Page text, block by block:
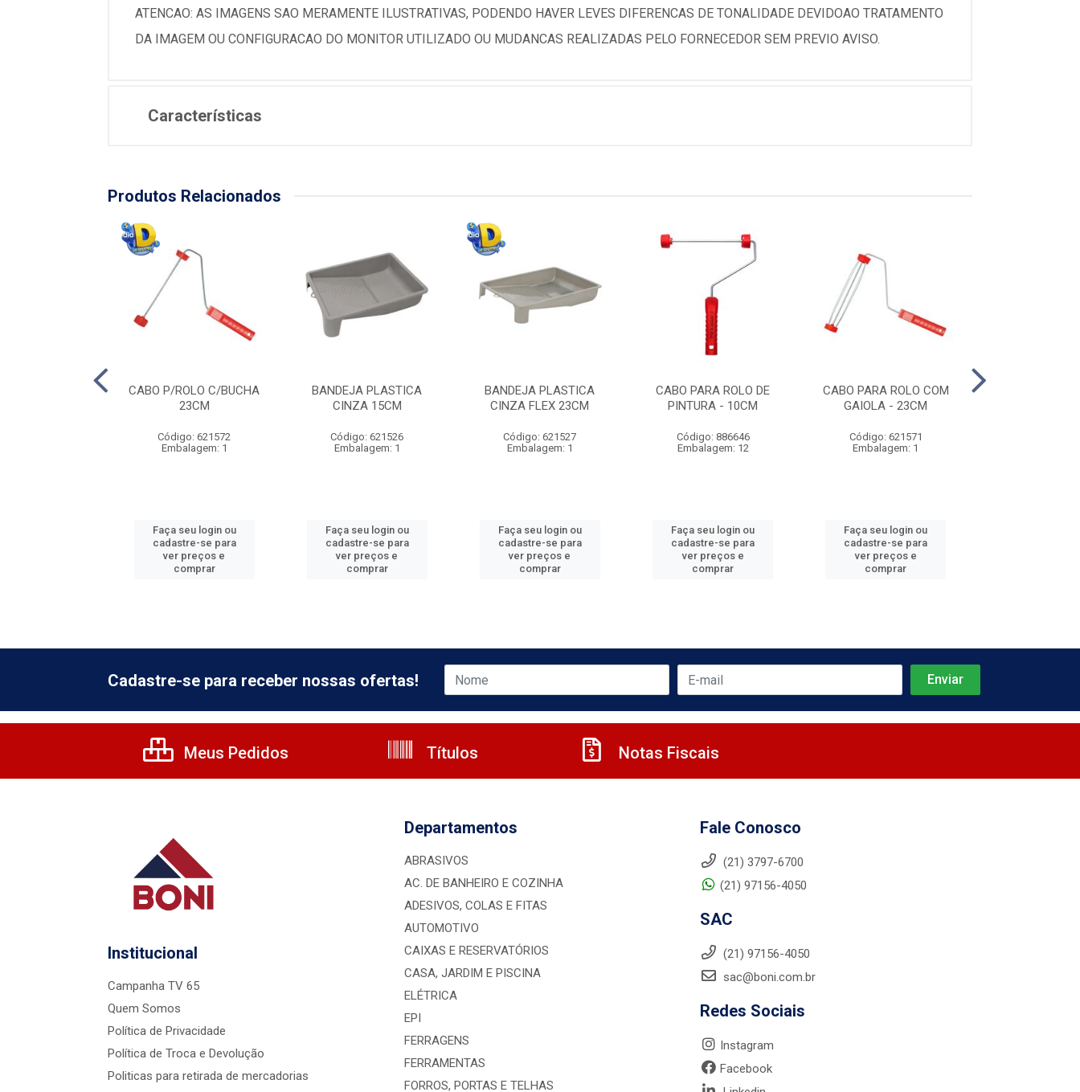
ATENCAO: AS IMAGENS SAO MERAMENTE ILUSTRATIVAS, PODENDO HAVER LEVES DIFERENCAS DE TONALIDADE DEVIDOAO TRATAMENTO
DA IMAGEM OU CONFIGURACAO DO MONITOR UTILIZADO OU MUDANCAS REALIZADAS PELO FORNECEDOR SEM PREVIO AVISO.
Características
Produtos Relacionados
CABO P/ROLO C/BUCHA
23CM
Código: 621572
Embalagem: 1
Faça seu login ou
cadastre-se para
ver preços e
comprar
BANDEJA PLASTICA
CINZA 15CM
Código: 621526
Embalagem: 1
Faça seu login ou
cadastre-se para
ver preços e
comprar
BANDEJA PLASTICA
CINZA FLEX 23CM
Código: 621527
Embalagem: 1
Faça seu login ou
cadastre-se para
ver preços e
comprar
CABO PARA ROLO DE
PINTURA - 10CM
Código: 886646
Embalagem: 12
Faça seu login ou
cadastre-se para
ver preços e
comprar
CABO PARA ROLO COM
GAIOLA - 23CM
Código: 621571
Embalagem: 1
Faça seu login ou
cadastre-se para
ver preços e
comprar
Cadastre-se para receber nossas ofertas!
Meus Pedidos Títulos Notas Fiscais
Institucional
Campanha TV 65
Quem Somos
Política de Privacidade
Política de Troca e Devolução
Politicas para retirada de mercadorias
Departamentos
ABRASIVOS
AC. DE BANHEIRO E COZINHA
ADESIVOS, COLAS E FITAS
AUTOMOTIVO
CAIXAS E RESERVATÓRIOS
CASA, JARDIM E PISCINA
ELÉTRICA
EPI
FERRAGENS
FERRAMENTAS
FORROS, PORTAS E TELHAS
Fale Conosco
(21) 3797-6700
(21) 97156-4050
SAC
(21) 97156-4050
sac@boni.com.br
Redes Sociais
Instagram
Facebook